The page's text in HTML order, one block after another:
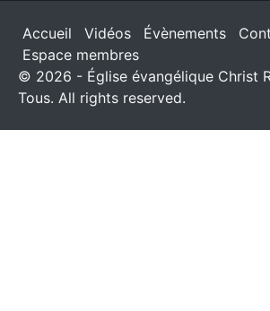
Accueil Vidéos Évènements
Espace membres
© 2026 - Église évangélique Christ
Tous. All rights reserved.